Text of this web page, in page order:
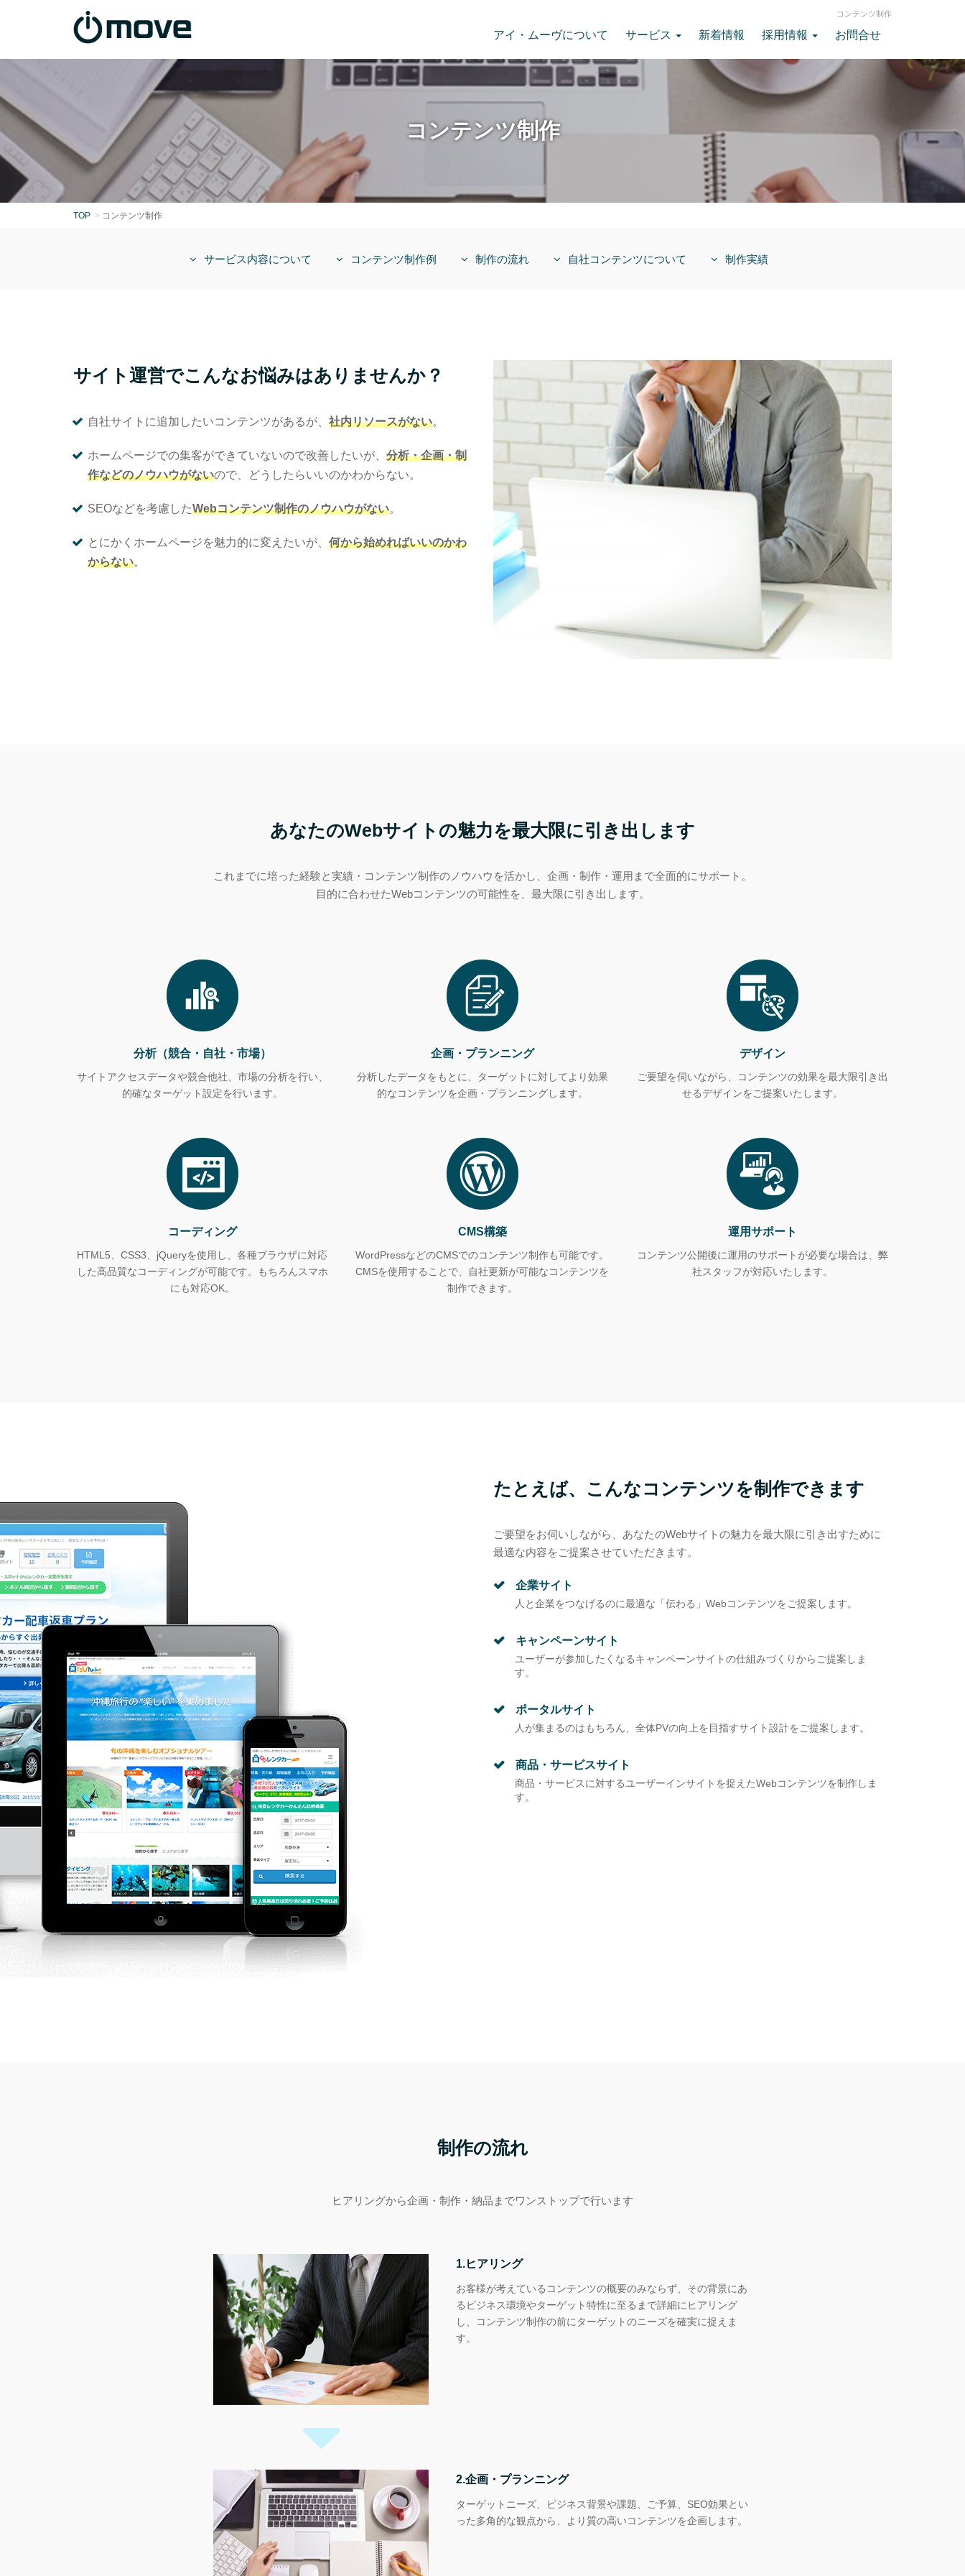
コンテンツ制作
アイ・ムーヴについて サービス 新着情報 採用情報 お問合せ
コンテンツ制作
TOP コンテンツ制作
サービス内容について コンテンツ制作例 制作の流れ 自社コンテンツについて 制作実績
サイト運営でこんなお悩みはありませんか？
自社サイトに追加したいコンテンツがあるが、社内リソースがない。
ホームページでの集客ができていないので改善したいが、分析・企画・制
作などのノウハウがないので、どうしたらいいのかわからない。
SEOなどを考慮したWebコンテンツ制作のノウハウがない。
とにかくホームページを魅力的に変えたいが、何から始めればいいのかわ
からない。
あなたのWebサイトの魅力を最大限に引き出します
これまでに培った経験と実績・コンテンツ制作のノウハウを活かし、企画・制作・運用まで全面的にサポート。
目的に合わせたWebコンテンツの可能性を、最大限に引き出します。
分析（競合・自社・市場）
サイトアクセスデータや競合他社、市場の分析を行い、
的確なターゲット設定を行います。
企画・プランニング
分析したデータをもとに、ターゲットに対してより効果
的なコンテンツを企画・プランニングします。
デザイン
ご要望を伺いながら、コンテンツの効果を最大限引き出
せるデザインをご提案いたします。
コーディング
HTML5、CSS3、jQueryを使用し、各種ブラウザに対応
した高品質なコーディングが可能です。もちろんスマホ
にも対応OK。
CMS構築
WordPressなどのCMSでのコンテンツ制作も可能です。
CMSを使用することで、自社更新が可能なコンテンツを
制作できます。
運用サポート
コンテンツ公開後に運用のサポートが必要な場合は、弊
社スタッフが対応いたします。
たとえば、こんなコンテンツを制作できます
ご要望をお伺いしながら、あなたのWebサイトの魅力を最大限に引き出すために
最適な内容をご提案させていただきます。
企業サイト
人と企業をつなげるのに最適な「伝わる」Webコンテンツをご提案します。
キャンペーンサイト
ユーザーが参加したくなるキャンペーンサイトの仕組みづくりからご提案しま
す。
ポータルサイト
人が集まるのはもちろん、全体PVの向上を目指すサイト設計をご提案します。
商品・サービスサイト
商品・サービスに対するユーザーインサイトを捉えたWebコンテンツを制作しま
す。
制作の流れ
ヒアリングから企画・制作・納品までワンストップで行います
1.ヒアリング
お客様が考えているコンテンツの概要のみならず、その背景にあ
るビジネス環境やターゲット特性に至るまで詳細にヒアリング
し、コンテンツ制作の前にターゲットのニーズを確実に捉えま
す。
2.企画・プランニング
ターゲットニーズ、ビジネス背景や課題、ご予算、SEO効果とい
った多角的な観点から、より質の高いコンテンツを企画します。